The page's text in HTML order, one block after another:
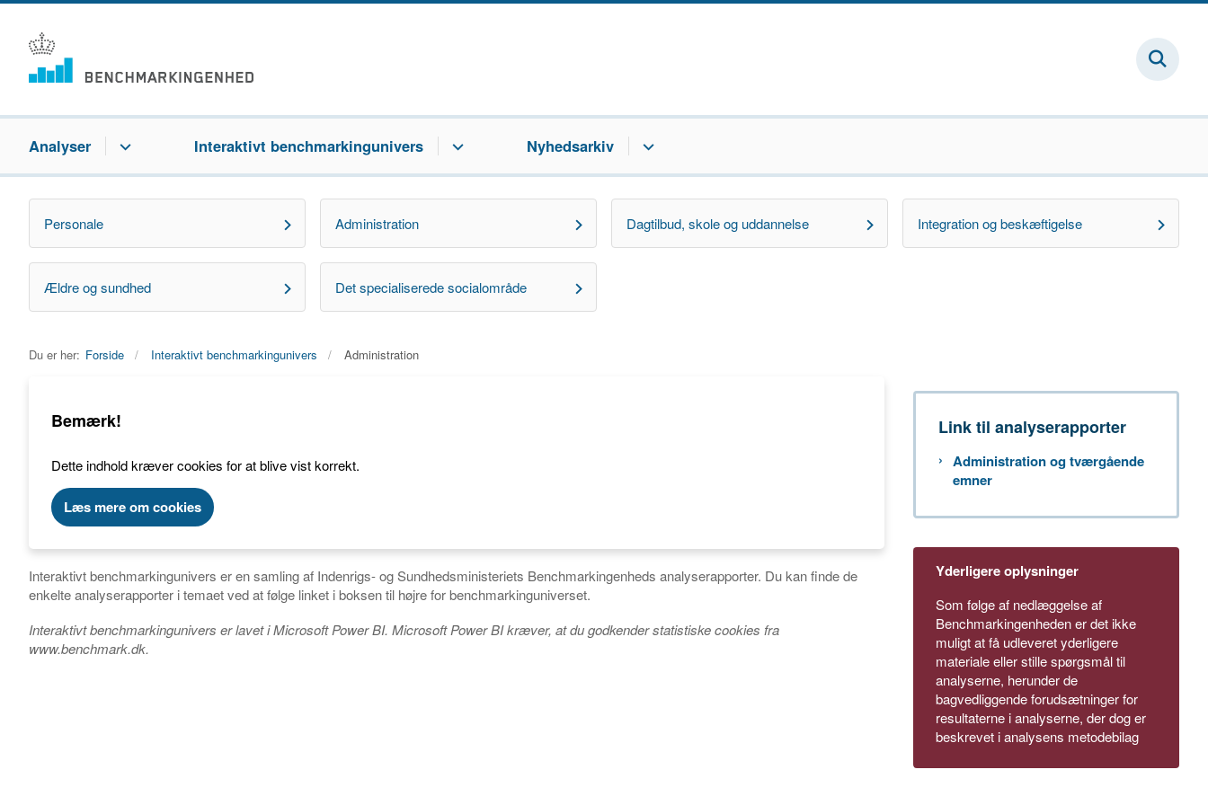
Analyser Interaktivt benchmarkingunivers Nyhedsarkiv
Personale Administration Dagtilbud, skole og uddannelse Integration og beskæftigelse
Ældre og sundhed Det specialiserede socialområde
Du er her: Forside Interaktivt benchmarkingunivers Administration
Bemærk!
Dette indhold kræver cookies for at blive vist korrekt.
Læs mere om cookies
Interaktivt benchmarkingunivers er en samling af Indenrigs- og Sundhedsministeriets Benchmarkingenheds analyserapporter. Du kan finde de
enkelte analyserapporter i temaet ved at følge linket i boksen til højre for benchmarkinguniverset.
Interaktivt benchmarkingunivers er lavet i Microsoft Power BI. Microsoft Power BI kræver, at du godkender statistiske cookies fra
www.benchmark.dk.
Link til analyserapporter
Administration og tværgående
emner
Yderligere oplysninger
Som følge af nedlæggelse af
Benchmarkingenheden er det ikke
muligt at få udleveret yderligere
materiale eller stille spørgsmål til
analyserne, herunder de
bagvedliggende forudsætninger for
resultaterne i analyserne, der dog er
beskrevet i analysens metodebilag